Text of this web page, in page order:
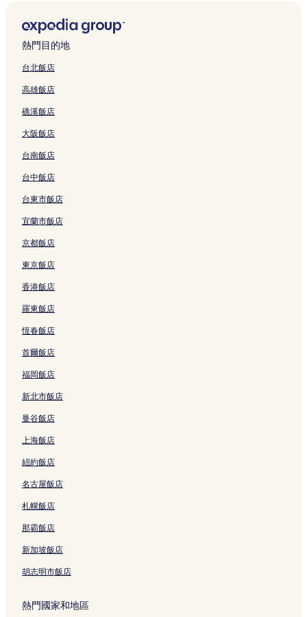
i
a
o
s
)
連
結
Y
i
-
L
n
r
a
n
c
的
結
t
e
l
的
結
o
t
e
l
連
t
e
l
的
結
l
的
連
結
x
i
的
連
t
e
l
Y
l
n
的
連
結
t
e
l
的
結
的
連
結
s
i
a
n
H
t
e
l
的
結
熱門目的地
台北飯店
高雄飯店
礁溪飯店
大阪飯店
台南飯店
台中飯店
台東市飯店
宜蘭市飯店
京都飯店
東京飯店
香港飯店
羅東飯店
恆春飯店
首爾飯店
福岡飯店
新北市飯店
曼谷飯店
上海飯店
紐約飯店
名古屋飯店
札幌飯店
那霸飯店
新加坡飯店
胡志明市飯店
熱門國家和地區